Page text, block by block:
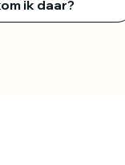
ik daar?